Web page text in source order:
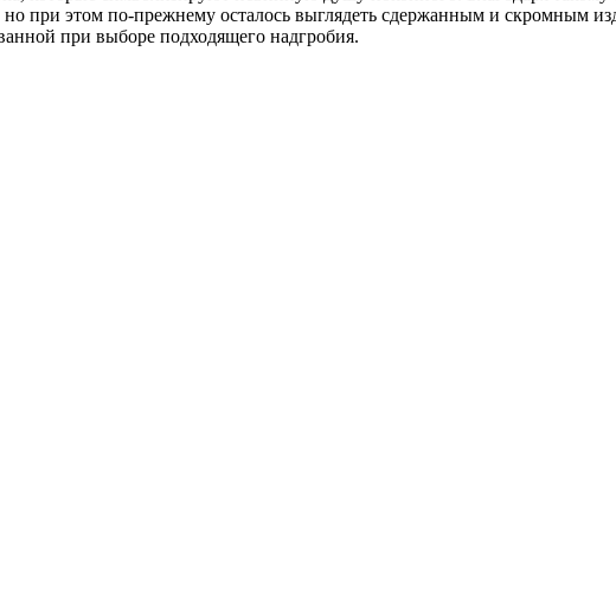
но при этом по-прежнему осталось выглядеть сдержанным и скромным
при выборе подходящего надгробия.